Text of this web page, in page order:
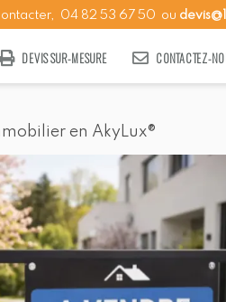
04 82 53 67 50 ou
DEVIS SUR-MESURE CONTACTEZ-
en AkyLux®